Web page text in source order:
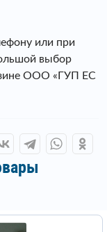
или при
выбор
ООО «ГУП ЕС